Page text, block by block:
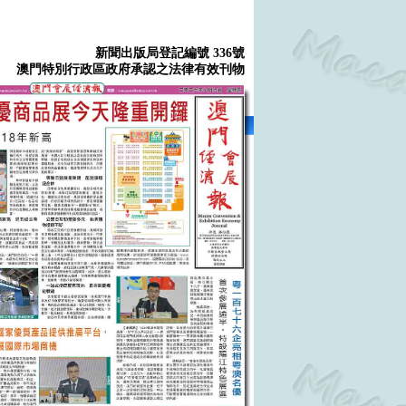
新聞出版局登記編號 336號
澳門特別行政區政府承認之法律有效刊物